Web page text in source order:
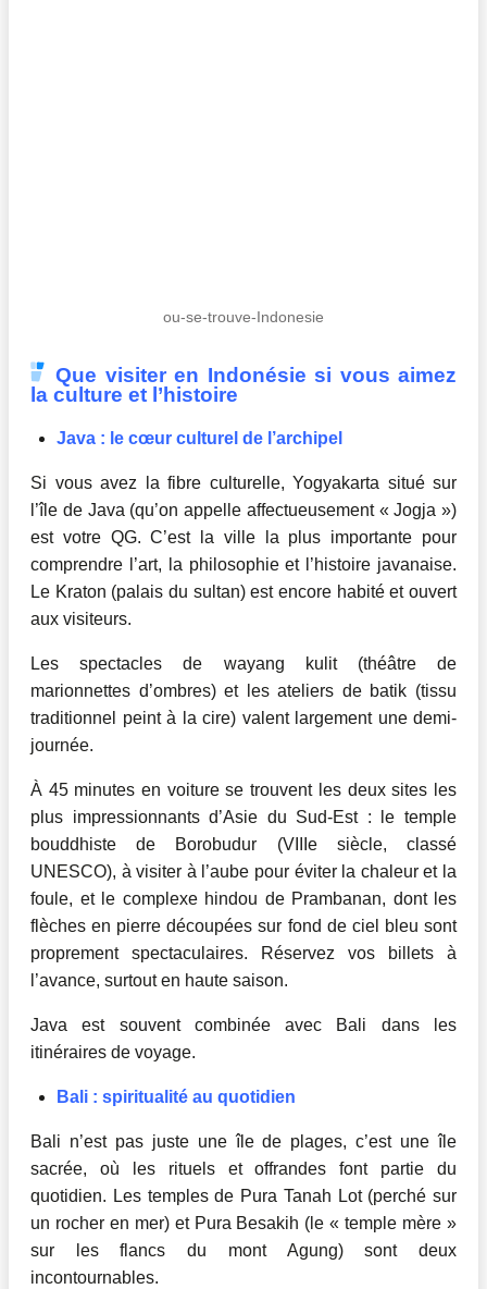
ou-se-trouve-Indonesie
Que visiter en Indonésie si vous aimez
la culture et l’histoire
Java : le cœur culturel de l’archipel
Si vous avez la fibre culturelle, Yogyakarta situé sur
l’île de Java (qu’on appelle affectueusement « Jogja »)
est votre QG. C’est la ville la plus importante pour
comprendre l’art, la philosophie et l’histoire javanaise.
Le Kraton (palais du sultan) est encore habité et ouvert
aux visiteurs.
Les spectacles de wayang kulit (théâtre de
marionnettes d’ombres) et les ateliers de batik (tissu
traditionnel peint à la cire) valent largement une demi-
journée.
À 45 minutes en voiture se trouvent les deux sites les
plus impressionnants d’Asie du Sud-Est : le temple
bouddhiste de Borobudur (VIIIe siècle, classé
UNESCO), à visiter à l’aube pour éviter la chaleur et la
foule, et le complexe hindou de Prambanan, dont les
flèches en pierre découpées sur fond de ciel bleu sont
proprement spectaculaires. Réservez vos billets à
l’avance, surtout en haute saison.
Java est souvent combinée avec Bali dans les
itinéraires de voyage.
Bali : spiritualité au quotidien
Bali n’est pas juste une île de plages, c’est une île
sacrée, où les rituels et offrandes font partie du
quotidien. Les temples de Pura Tanah Lot (perché sur
un rocher en mer) et Pura Besakih (le « temple mère »
sur les flancs du mont Agung) sont deux
incontournables.